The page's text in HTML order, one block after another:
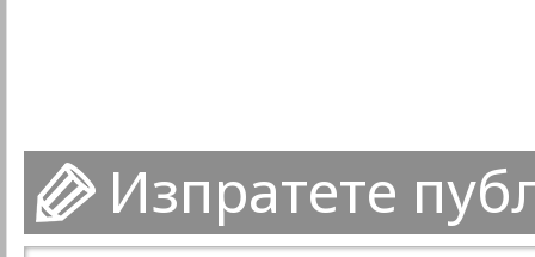
Изпратете